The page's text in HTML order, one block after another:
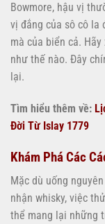
Bowmore, hậu vị
vị đắng của sô cô la
mà của biển cả.
như thế nào. Đây
lại.
Tìm hiểu thêm về:
Đời Từ Islay 1779
Khám Phá Các
Mặc dù uống
nhận whisky, việc
thể mang lại những